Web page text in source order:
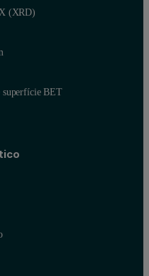
(XRD)
superfície BET